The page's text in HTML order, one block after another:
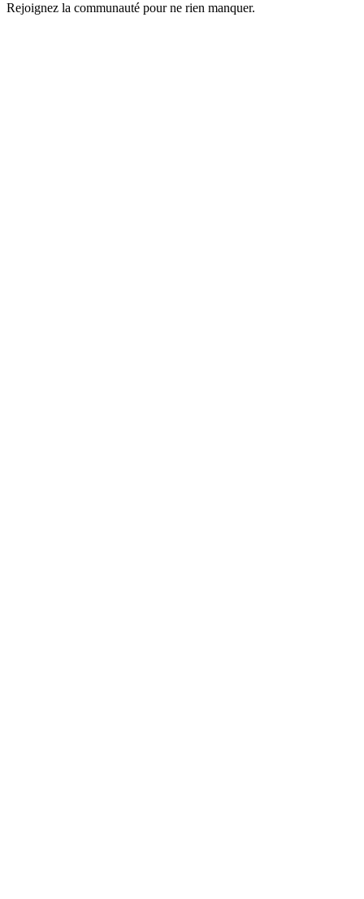
Rejoignez la communauté pour ne rien manquer.